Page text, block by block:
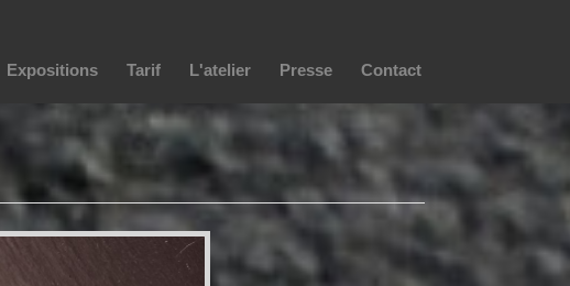
Expositions Tarif L'atelier Presse Contact